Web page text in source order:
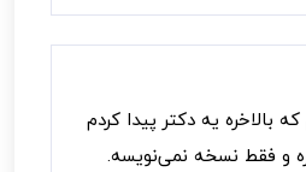
یه دکتر پیدا کردم
و فقط نسخه نمی‌نویسه.